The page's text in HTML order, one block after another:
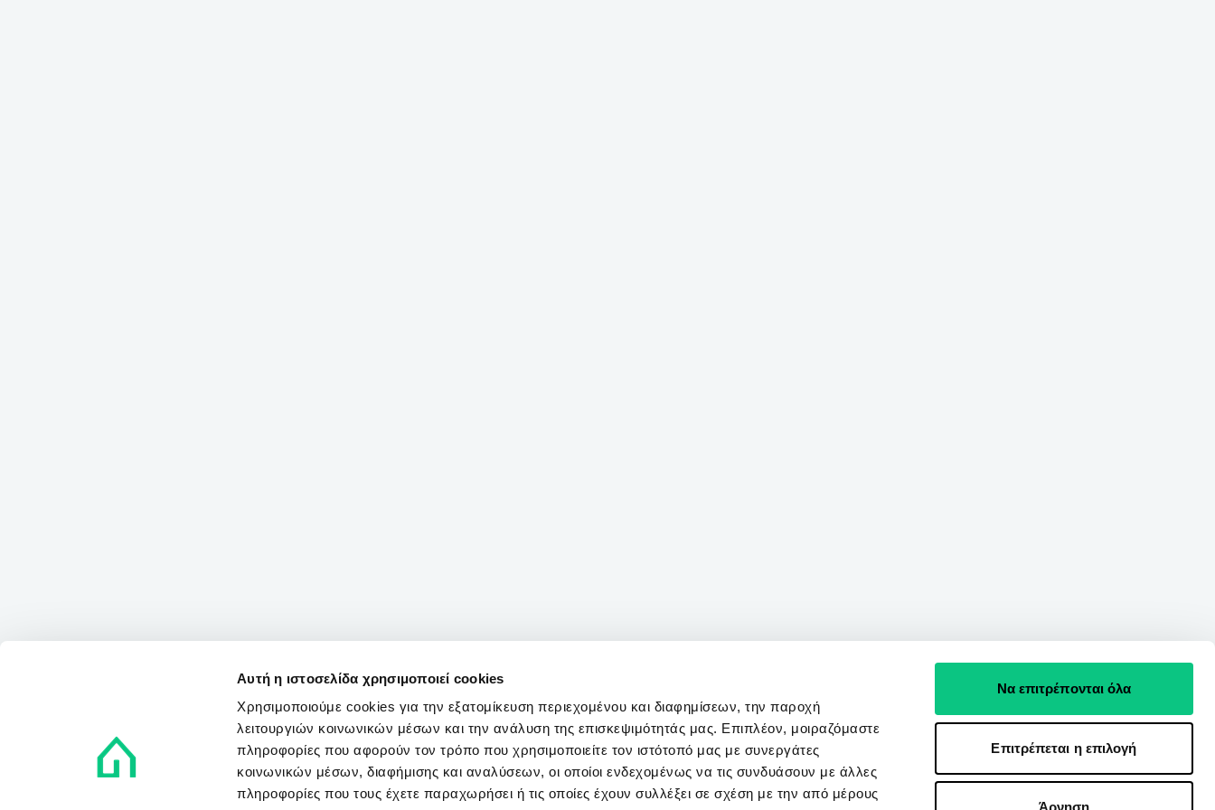
Αυτή η ιστοσελίδα χρησιμοποιεί cookies
Χρησιμοποιούμε cookies για την εξατομίκευση περιεχομένου και διαφημίσεων, την παροχή
λειτουργιών κοινωνικών μέσων και την ανάλυση της επισκεψιμότητάς μας. Επιπλέον, μοιραζόμαστε
πληροφορίες που αφορούν τον τρόπο που χρησιμοποιείτε τον ιστότοπό μας με συνεργάτες
κοινωνικών μέσων, διαφήμισης και αναλύσεων, οι οποίοι ενδεχομένως να τις συνδυάσουν με άλλες
πληροφορίες που τους έχετε παραχωρήσει ή τις οποίες έχουν συλλέξει σε σχέση με την από μέρους
Να επιτρέπονται όλα
Επιτρέπεται η επιλογή
Άρνηση